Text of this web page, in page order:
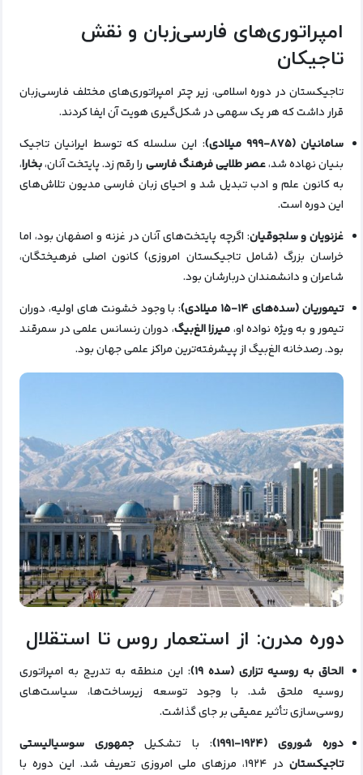
امپراتوری‌های فارسی‌زبان و نقش
تاجیکان
تاجیکستان در دوره اسلامی، زیر چتر امپراتوری‌های مختلف فارسی‌زبان
قرار داشت که هر یک سهمی در شکل‌گیری هویت آن ایفا کردند.
سامانیان (۸۷۵-۹۹۹ میلادی)
: این سلسله که توسط ایرانیان تاجیک
بنیان نهاده شد،عصر طلایی فرهنگ فارسی را رقم زد. پایتخت آنان،بخارا،
به کانون علم و ادب تبدیل شد و احیای زبان فارسی مدیون تلاش‌های
این دوره است.
غزنویان و سلجوقیان: اگرچه پایتخت‌های آنان در غزنه و اصفهان بود، اما
خراسان بزرگ (شامل تاجیکستان امروزی) کانون اصلی فرهیختگان،
شاعران و دانشمندان دربارشان بود.
تیموریان (سده‌های ۱۴-۱۵ میلادی)
: با وجود خشونت‌ های اولیه، دوران
تیمور و به ویژه نواده او،میرزا الغ‌بیگ، دوران رنسانس علمی در سمرقند
بود. رصدخانه الغ‌بیگ از پیشرفته‌ترین مراکز علمی جهان بود.
دوره مدرن: از استعمار روس تا استقلال
الحاق به روسیه تزاری (سده ۱۹)
: این منطقه به تدریج به امپراتوری
روسیه ملحق شد. با وجود توسعه زیرساخت‌ها، سیاست‌های
روسی‌سازی تأثیر عمیقی بر جای گذاشت.
دوره شوروی (۱۹۲۴-۱۹۹۱)
: با تشکیلجمهوری سوسیالیستی
تاجیکستان در ۱۹۲۴، مرزهای ملی امروزی تعریف شد. این دوره با